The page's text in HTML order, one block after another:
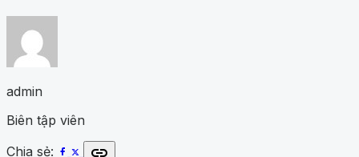
admin
Biên tập viên
Chia sẻ: